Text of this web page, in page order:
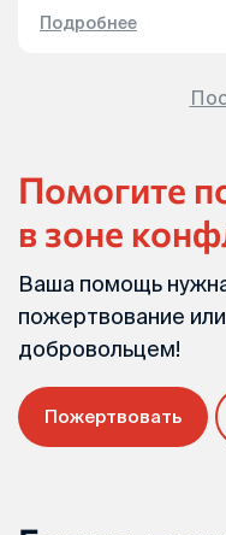
Подробнее
Помогите
в зоне
Ваша помощь
пожертвование
добровольцем!
Пожертвовать